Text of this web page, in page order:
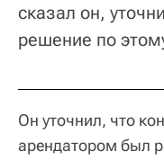
сказал он,
решение по
Он уточнил, что
арендатором был